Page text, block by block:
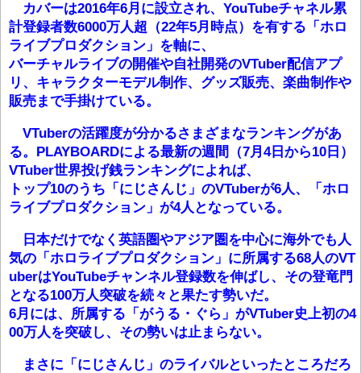
カバーは2016年6月に設立され、YouTubeチャネル累
計登録者数6000万人超（22年5月時点）を有する「ホロ
ライブプロダクション」を軸に、
バーチャルライブの開催や自社開発のVTuber配信アプ
リ、キャラクターモデル制作、グッズ販売、楽曲制作や
販売まで手掛けている。
VTuberの活躍度が分かるさまざまなランキングがあ
る。PLAYBOARDによる最新の週間（7月4日から10日）
VTuber世界投げ銭ランキングによれば、
トップ10のうち「にじさんじ」のVTuberが6人、「ホロ
ライブプロダクション」が4人となっている。
日本だけでなく英語圏やアジア圏を中心に海外でも人
気の「ホロライブプロダクション」に所属する68人のVT
uberはYouTubeチャンネル登録数を伸ばし、その登竜門
となる100万人突破を続々と果たす勢いだ。
6月には、所属する「がうる・ぐら」がVTuber史上初の4
00万人を突破し、その勢いは止まらない。
まさに「にじさんじ」のライバルといったところだろ